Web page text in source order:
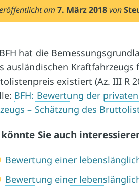
am7. März 2018 von
hat die
ausländischen
existiert (Az. III R
BFH: Bewertung der
– Schätzung des
könnte Sie auch
Bewertung einer
Bewertung einer